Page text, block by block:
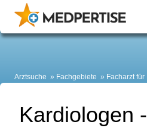
Arztsuche Fachgebiete Facharzt
Kardiologen